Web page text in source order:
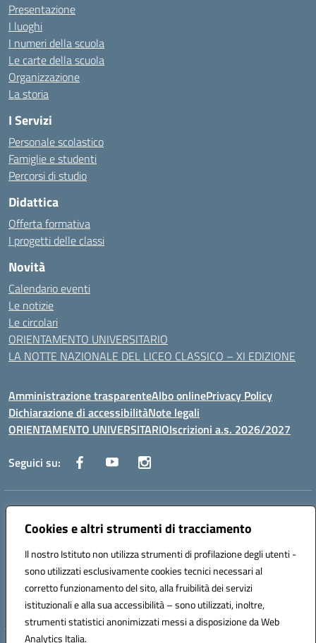
Cookies e altri strumenti di tracciamento
Il nostro Istituto non utilizza strumenti di profilazione degli utenti -
sono utilizzati esclusivamente cookies tecnici necessari al
corretto funzionamento del sito, alla fruibilità dei servizi
istituzionali e alla sua accessibilità – sono utilizzati, inoltre,
strumenti statistici anonimizzati messi a disposizione da Web
Analytics Italia.
Presentazione
I luoghi
I numeri della scuola
Le carte della scuola
Organizzazione
La storia
I Servizi
Personale scolastico
Famiglie e studenti
Percorsi di studio
Didattica
Offerta formativa
I progetti delle classi
Novità
Calendario eventi
Le notizie
Le circolari
ORIENTAMENTO UNIVERSITARIO
LA NOTTE NAZIONALE DEL LICEO CLASSICO – XI EDIZIONE
Amministrazione trasparenteAlbo onlinePrivacy Policy
Dichiarazione di accessibilitàNote legali
ORIENTAMENTO UNIVERSITARIOIscrizioni a.s. 2026/2027
Seguici su:
Indirizzo:
Centralino:0882 331218 Email:fgps210002@istruzione.it
Codice fiscale: 93071630714
Codice meccanografico:
FGPS210002
Codice unico di fatturazione (CUF): UF7W9K